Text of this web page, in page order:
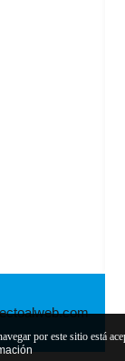
por este sitio está